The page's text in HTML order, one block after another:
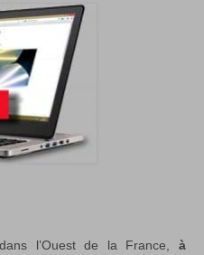
l’Ouest de la France, à